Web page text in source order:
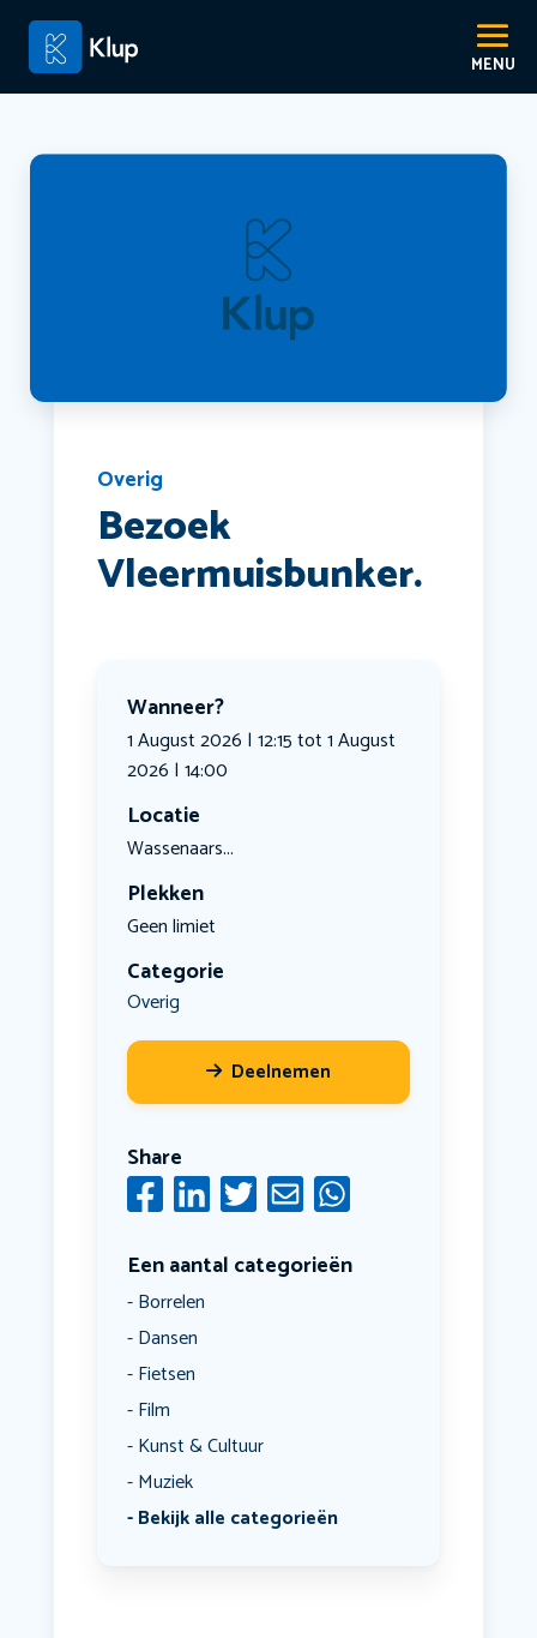
Overig
Bezoek
Vleermuisbunker.
Wanneer?
1 August 2026 | 12:15 tot 1 August
2026 | 14:00
Locatie
Wassenaars...
Plekken
Geen limiet
Categorie
Overig
Deelnemen
Share
Een aantal categorieën
Borrelen
Dansen
Fietsen
Film
Kunst & Cultuur
Muziek
Bekijk alle categorieën